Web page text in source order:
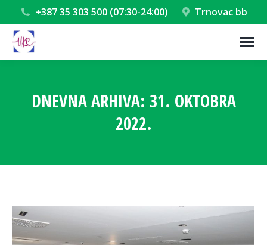
+387 35 303 500 (07:30-24:00) Trnovac bb
DNEVNA ARHIVA: 31. OKTOBRA
2022.